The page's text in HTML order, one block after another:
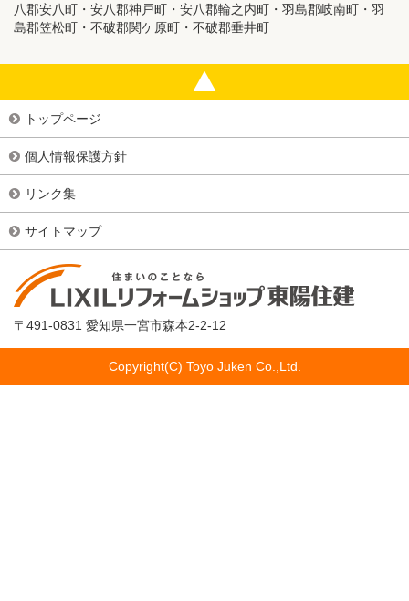
八郡安八町・安八郡神戸町・安八郡輪之内町・羽島郡岐南町・羽
島郡笠松町・不破郡関ケ原町・不破郡垂井町
トップページ
個人情報保護方針
リンク集
サイトマップ
〒491-0831 愛知県一宮市森本2-2-12
Copyright(C) Toyo Juken Co.,Ltd.